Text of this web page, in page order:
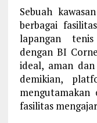
Sebuah
berbagai
lapangan
dengan BI
ideal, aman
demikian,
fasilitas